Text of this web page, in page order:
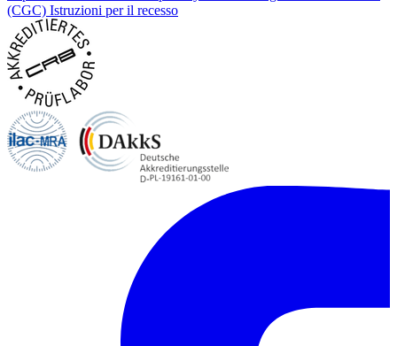
(CGC) Istruzioni per il recesso